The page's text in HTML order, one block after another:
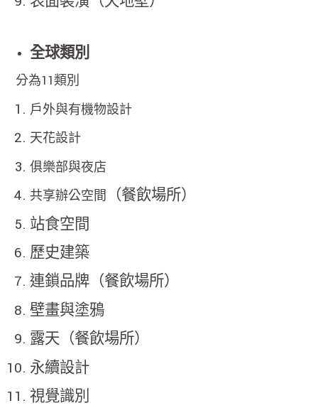
全球類別
分為11類別
戶外與有機物設計
天花設計
俱樂部與夜店
共享辦公空間
（餐飲場所）
站食空間
歷史建築
連鎖品牌（餐飲場所）
壁畫與塗鴉
露天（餐飲場所）
永續設計
視覺識別